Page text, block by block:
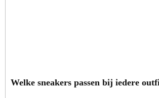
Welke sneakers passen bij iedere